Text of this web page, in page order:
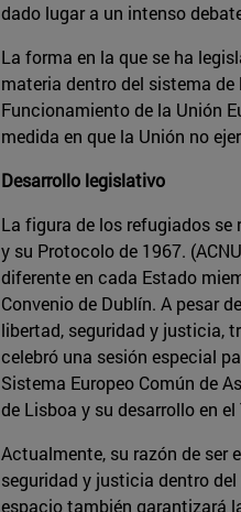
dado lugar a un intenso
La forma en la que se ha
materia dentro del sistema
Funcionamiento de la Unión
medida en que la Unión no
Desarrollo legislativo
La figura de los refugiados se
y su Protocolo de 1967.
diferente en cada Estado
Convenio de Dublín. A pesar
libertad, seguridad y justicia,
celebró una sesión especial
Sistema Europeo Común de
de Lisboa y su desarrollo en el
Actualmente, su razón de ser
seguridad y justicia dentro
espacio también garantizará